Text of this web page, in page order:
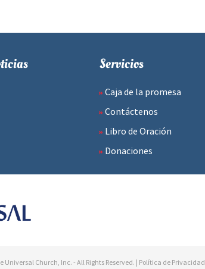
Servicios
Caja de la promesa
Contáctenos
Libro de Oración
Donaciones
Universal Church, Inc. - All Rights Reserved. | Política de Privacidad